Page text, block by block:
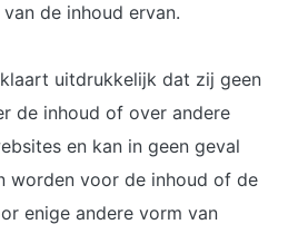
de inhoud ervan.
uitdrukkelijk dat zij geen
de inhoud of over andere
en kan in geen geval
worden voor de inhoud of de
enige andere vorm van